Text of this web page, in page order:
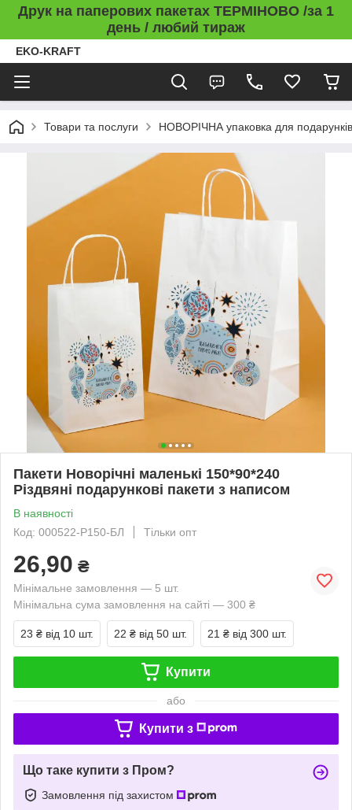
Друк на паперових пакетах ТЕРМІНОВО /за 1
день / любий тираж
EKO-KRAFT
Товари та послуги НОВОРІЧНА упаковка для подарунків
Пакети Новорічні маленькі 150*90*240
Різдвяні подарункові пакети з написом
В наявності
Код: 000522-Р150-БЛ
Тільки опт
26,90 ₴
Мінімальне замовлення — 5 шт.
Мінімальна сума замовлення на сайті — 300 ₴
23 ₴ від 10 шт. 22 ₴ від 50 шт. 21 ₴ від 300 шт.
Купити
або
Купити з
Що таке купити з Пром?
Замовлення під захистом